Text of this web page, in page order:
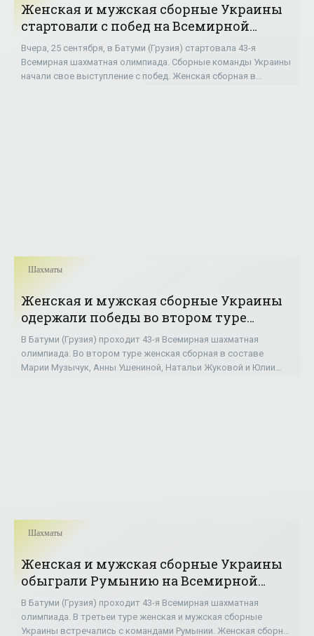
Женская и мужская сборные Украины
стартовали с побед на Всемирной
шахматной олимпиаде - «Шахматы»
Вчера, 25 сентября, в Батуми (Грузия) стартовала 43-я
Всемирная шахматная олимпиада. Сборные команды Украины
начали свое выступление с побед. Женская сборная в
Шахматы
Женская и мужская сборные Украины
одержали победы во втором туре
Всемирной шахматной олимпиады -
«Шахматы»
В Батуми (Грузия) проходит 43-я Всемирная шахматная
олимпиада. Во втором туре женская сборная в составе
Марии Музычук, Анны Ушениной, Натальи Жуковой и Юлии
Шахматы
Женская и мужская сборные Украины
обыграли Румынию на Всемирной
шахматной олимпиаде - «Шахматы»
В Батуми (Грузия) проходит 43-я Всемирная шахматная
олимпиада. В третьеи туре женская и мужская сборные
Украины встречались с командами Румынии. Женская сборная